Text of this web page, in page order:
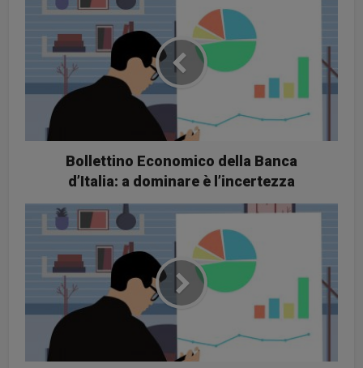
Bollettino Economico della Banca
d’Italia: a dominare è l’incertezza